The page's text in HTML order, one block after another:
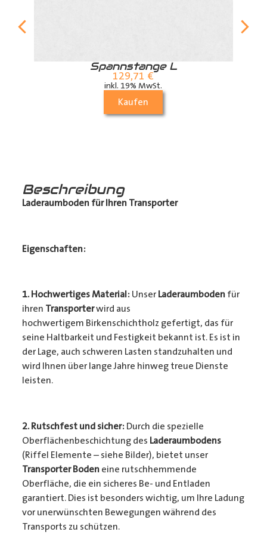
Spannstange L
129,71 €
inkl. 19% MwSt.
Kaufen
Beschreibung
Laderaumboden für Ihren Transporter
Eigenschaften:
1. Hochwertiges Material: Unser Laderaumbodenfür
ihren Transporterwird aus
hochwertigem Birkenschichtholz gefertigt, das für
seine Haltbarkeit und Festigkeit bekannt ist. Es ist in
der Lage, auch schweren Lasten standzuhalten und
wird Ihnen über lange Jahre hinweg treue Dienste
leisten.
2. Rutschfest und sicher: Durch die spezielle
Oberflächenbeschichtung des Laderaumbodens
(Riffel Elemente – siehe Bilder), bietet unser
Transporter Bodeneine rutschhemmende
Oberfläche, die ein sicheres Be- und Entladen
garantiert. Dies ist besonders wichtig, um Ihre Ladung
vor unerwünschten Bewegungen während des
Transports zu schützen.